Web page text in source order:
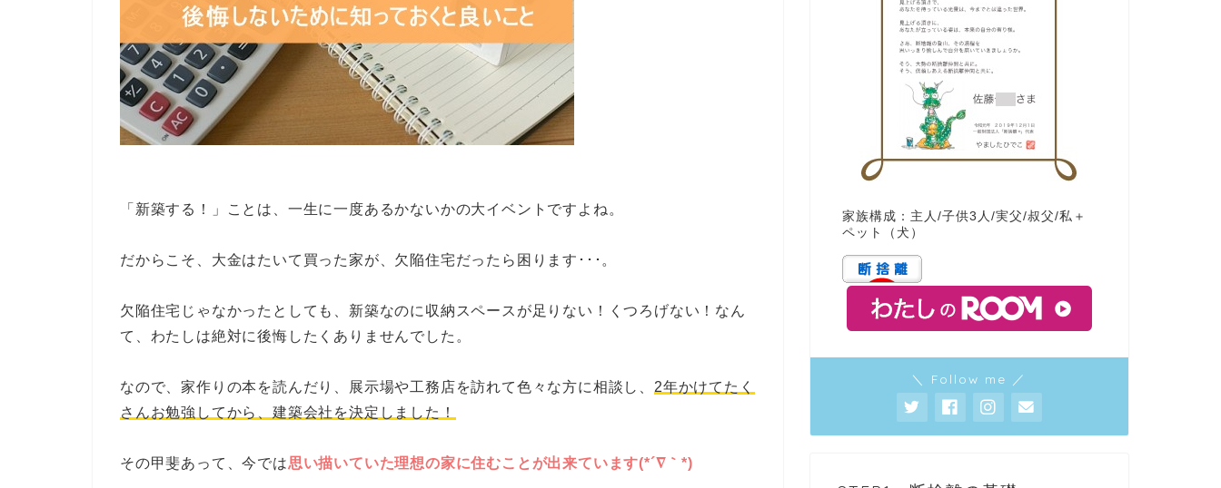
「新築する！」ことは、一生に一度あるかないかの大イベントですよね。
だからこそ、大金はたいて買った家が、欠陥住宅だったら困ります･･･。
欠陥住宅じゃなかったとしても、新築なのに収納スペースが足りない！くつろげない！なん
て、わたしは絶対に後悔したくありませんでした。
なので、家作りの本を読んだり、展示場や工務店を訪れて色々な方に相談し、 2年かけてたく
さんお勉強してから、建築会社を決定しました！
その甲斐あって、今では思い描いていた理想の家に住むことが出来ています(*´∇｀*)
家族構成：主人/子供3人/実父/叔父/私＋
ペット（犬）
＼ Follow me ／